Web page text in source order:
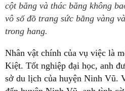
cột băng và thác băng không
vô số đồ trang sức bằng vàng
trong hang.
Nhân vật chính của vụ việc là
Kiệt. Tốt nghiệp đại học, anh
sở du lịch của huyện Ninh Vũ.